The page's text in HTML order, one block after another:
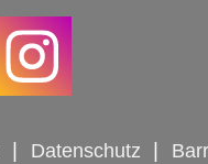
Datenschutz